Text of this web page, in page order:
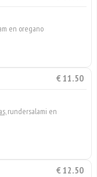
en oregano
€ 11.50
rundersalami en
€ 12.50